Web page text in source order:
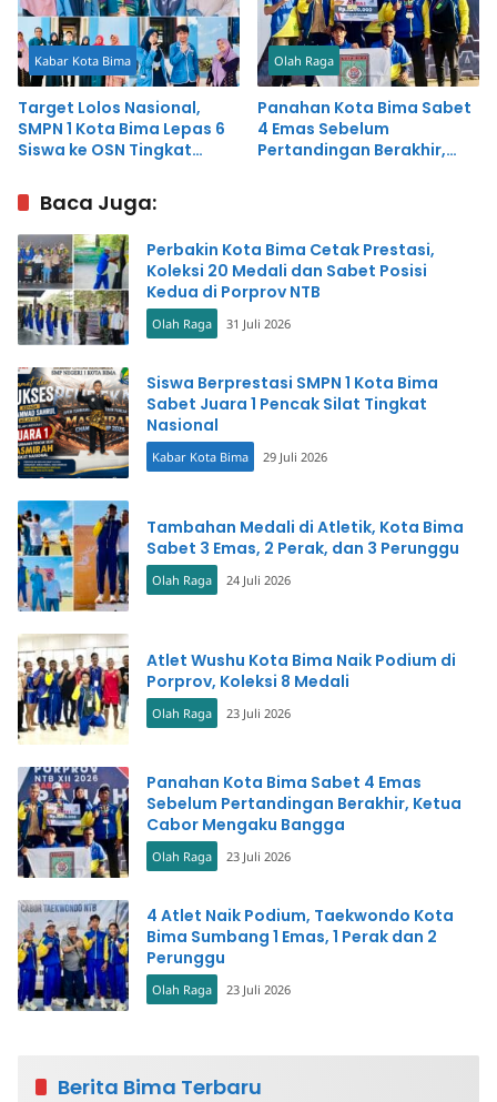
Kabar Kota Bima
Target Lolos Nasional,
SMPN 1 Kota Bima Lepas 6
Siswa ke OSN Tingkat
Olah Raga
Panahan Kota Bima Sabet
4 Emas Sebelum
Pertandingan Berakhir,
Baca Juga:
Perbakin Kota Bima Cetak Prestasi,
Koleksi 20 Medali dan Sabet Posisi
Kedua di Porprov NTB
Olah Raga 31 Juli 2026
Siswa Berprestasi SMPN 1 Kota Bima
Sabet Juara 1 Pencak Silat Tingkat
Nasional
Kabar Kota Bima 29 Juli 2026
Tambahan Medali di Atletik, Kota Bima
Sabet 3 Emas, 2 Perak, dan 3 Perunggu
Olah Raga 24 Juli 2026
Atlet Wushu Kota Bima Naik Podium di
Porprov, Koleksi 8 Medali
Olah Raga 23 Juli 2026
Panahan Kota Bima Sabet 4 Emas
Sebelum Pertandingan Berakhir, Ketua
Cabor Mengaku Bangga
Olah Raga 23 Juli 2026
4 Atlet Naik Podium, Taekwondo Kota
Bima Sumbang 1 Emas, 1 Perak dan 2
Perunggu
Olah Raga 23 Juli 2026
Berita Bima Terbaru